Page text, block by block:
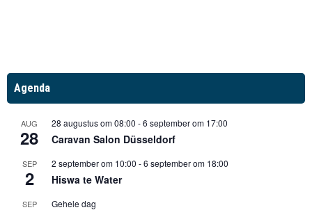
Agenda
AUG
28
28 augustus om 08:00 -6 september om 17:00
Caravan Salon Düsseldorf
SEP
2
2 september om 10:00 -6 september om 18:00
Hiswa te Water
SEP Gehele dag